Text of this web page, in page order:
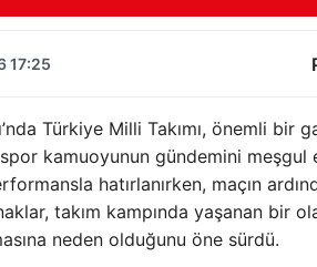
17:25
Türkiye Milli Takımı, önemli
kamuoyunun gündemini meşgul
hatırlanırken, maçın
takım kampında yaşanan bir
neden olduğunu öne sürdü.